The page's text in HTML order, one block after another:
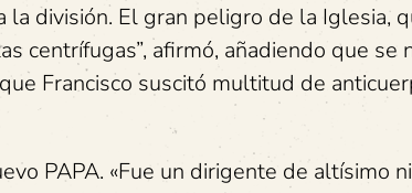
división. El gran peligro de la Iglesia,
centrífugas”, afirmó, añadiendo que se
Francisco suscitó multitud de
PAPA. «Fue un dirigente de altísimo